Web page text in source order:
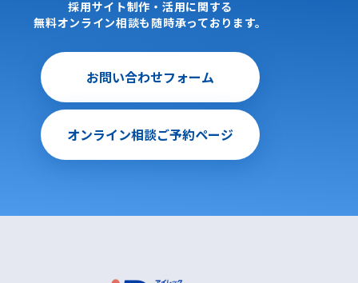
採用サイト制作・活用に関する
無料オンライン相談も随時承っております。
お問い合わせフォーム
オンライン相談ご予約ページ